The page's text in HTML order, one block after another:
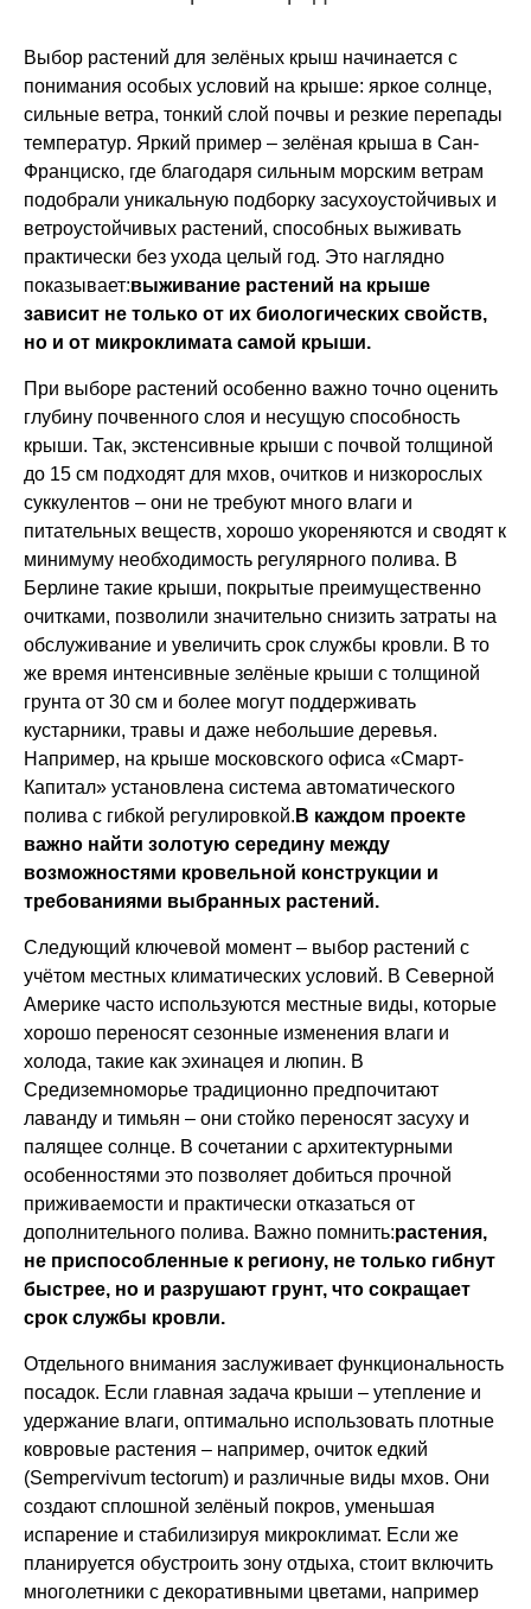
Выбор растений для зелёных крыш начинается с
понимания особых условий на крыше: яркое солнце,
сильные ветра, тонкий слой почвы и резкие перепады
температур. Яркий пример – зелёная крыша в Сан-
Франциско, где благодаря сильным морским ветрам
подобрали уникальную подборку засухоустойчивых и
ветроустойчивых растений, способных выживать
практически без ухода целый год. Это наглядно
показывает:выживание растений на крыше
зависит не только от их биологических свойств,
но и от микроклимата самой крыши.
При выборе растений особенно важно точно оценить
глубину почвенного слоя и несущую способность
крыши. Так, экстенсивные крыши с почвой толщиной
до 15 см подходят для мхов, очитков и низкорослых
суккулентов – они не требуют много влаги и
питательных веществ, хорошо укореняются и сводят к
минимуму необходимость регулярного полива. В
Берлине такие крыши, покрытые преимущественно
очитками, позволили значительно снизить затраты на
обслуживание и увеличить срок службы кровли. В то
же время интенсивные зелёные крыши с толщиной
грунта от 30 см и более могут поддерживать
кустарники, травы и даже небольшие деревья.
Например, на крыше московского офиса «Смарт-
Капитал» установлена система автоматического
полива с гибкой регулировкой. В каждом проекте
важно найти золотую середину между
возможностями кровельной конструкции и
требованиями выбранных растений.
Следующий ключевой момент – выбор растений с
учётом местных климатических условий. В Северной
Америке часто используются местные виды, которые
хорошо переносят сезонные изменения влаги и
холода, такие как эхинацея и люпин. В
Средиземноморье традиционно предпочитают
лаванду и тимьян – они стойко переносят засуху и
палящее солнце. В сочетании с архитектурными
особенностями это позволяет добиться прочной
приживаемости и практически отказаться от
дополнительного полива. Важно помнить:растения,
не приспособленные к региону, не только гибнут
быстрее, но и разрушают грунт, что сокращает
срок службы кровли.
Отдельного внимания заслуживает функциональность
посадок. Если главная задача крыши – утепление и
удержание влаги, оптимально использовать плотные
ковровые растения – например, очиток едкий
(Sempervivum tectorum) и различные виды мхов. Они
создают сплошной зелёный покров, уменьшая
испарение и стабилизируя микроклимат. Если же
планируется обустроить зону отдыха, стоит включить
многолетники с декоративными цветами, например